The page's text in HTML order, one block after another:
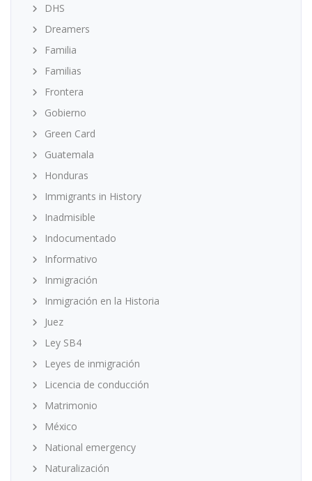
DHS
Dreamers
Familia
Familias
Frontera
Gobierno
Green Card
Guatemala
Honduras
Immigrants in History
Inadmisible
Indocumentado
Informativo
Inmigración
Inmigración en la Historia
Juez
Ley SB4
Leyes de inmigración
Licencia de conducción
Matrimonio
México
National emergency
Naturalización